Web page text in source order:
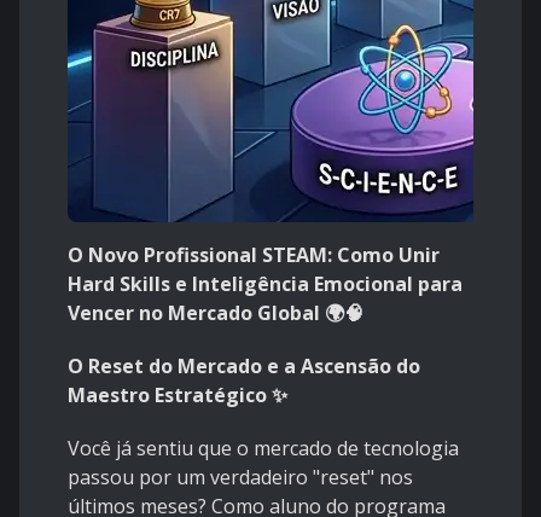
O Novo Profissional STEAM: Como Unir
Hard Skills e Inteligência Emocional para
Vencer no Mercado Global 🌍🧠
O Reset do Mercado e a Ascensão do
Maestro Estratégico ✨
Você já sentiu que o mercado de tecnologia
passou por um verdadeiro "reset" nos
últimos meses? Como aluno do programa